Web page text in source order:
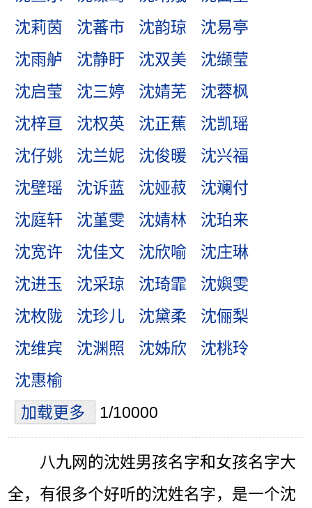
沈莉茵
沈蕃市 沈韵琼
沈易亭
沈雨舻
沈静盱 沈双美
沈缬莹
沈启莹
沈三婷 沈婧芜
沈蓉枫
沈梓亘
沈权英 沈正蕉
沈凯瑶
沈仔姚
沈兰妮 沈俊暖
沈兴福
沈壁瑶
沈诉蓝 沈娅菽
沈斓付
沈庭轩
沈堇雯 沈婧林
沈珀来
沈宽许
沈佳文 沈欣喻
沈庄琳
沈进玉
沈采琼 沈琦霏
沈嬩雯
沈枚陇
沈珍儿 沈黛柔
沈俪梨
沈维宾
沈渊照 沈姊欣
沈桃玲
沈惠榆
加载更多
1/10000
八九网的沈姓男孩名字和女孩名字大
全，有很多个好听的沈姓名字，是一个沈